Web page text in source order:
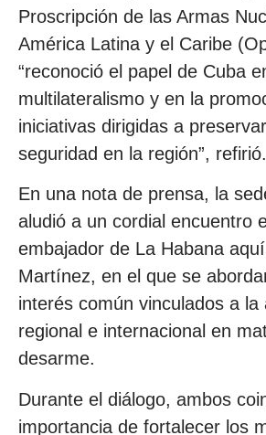
Proscripción de las Armas
América Latina y el Caribe
“reconoció el papel de Cuba
multilateralismo y en la
iniciativas dirigidas a
seguridad en la región”, refirió.
En una nota de prensa, la
aludió a un cordial encuentro
embajador de La Habana
Martínez, en el que se
interés común vinculados a la
regional e internacional en
desarme.
Durante el diálogo, ambos
importancia de fortalecer los